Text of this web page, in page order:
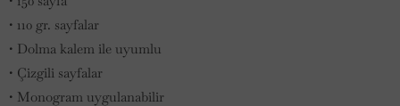
• 110 gr. sayfalar
• Dolma kalem ile uyumlu
• Çizgili sayfalar
• Monogram uygulanabilir